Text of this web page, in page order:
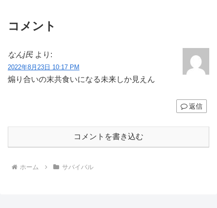
コメント
なんj民 より:
2022年8月23日 10:17 PM
煽り合いの末共食いになる未来しか見えん
返信
コメントを書き込む
ホーム サバイバル